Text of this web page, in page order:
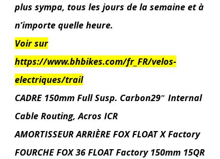
plus sympa, tous les jours de la semaine et à
n’importe quelle heure.
Voir sur
https://www.bhbikes.com/fr_FR/velos-
electriques/trail
CADRE 150mm Full Susp. Carbon29″ Internal
Cable Routing, Acros ICR
AMORTISSEUR ARRIÈRE FOX FLOAT X Factory
FOURCHE FOX 36 FLOAT Factory 150mm 15QR